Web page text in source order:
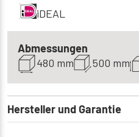
iDEAL
Abmessungen
480 mm
500 mm
Hersteller und Garantie